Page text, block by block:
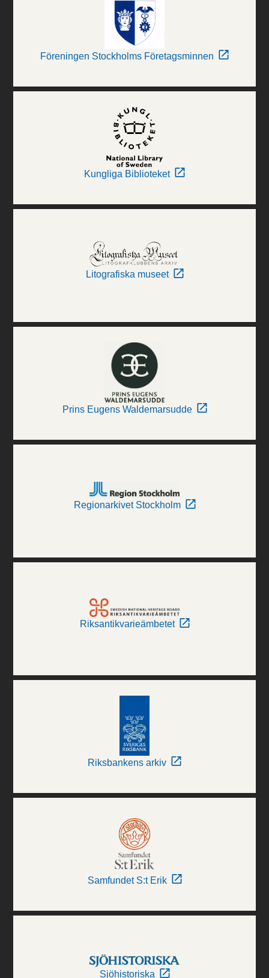
Föreningen Stockholms Företagsminnen
Kungliga Biblioteket
Litografiska museet
Prins Eugens Waldemarsudde
Regionarkivet Stockholm
Riksantikvarieämbetet
Riksbankens arkiv
Samfundet S:t Erik
Sjöhistoriska